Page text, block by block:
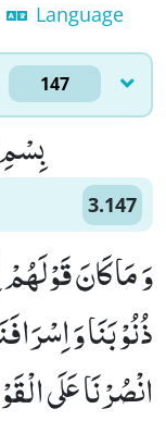
Language
147
3.147
وَ مَا كَانَ قَوْلَهُمْ
ذُنُوْبَنَا وَ
انْصُرْنَا عَلَى